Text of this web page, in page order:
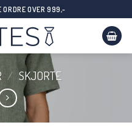
ORDRE OVER 999,-
/ SKJORTE